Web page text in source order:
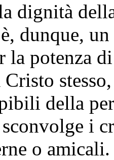
dignità
dunque,
la potenza
della
i
o